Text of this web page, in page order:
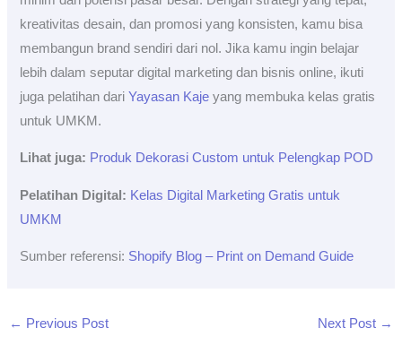
kreativitas desain, dan promosi yang konsisten, kamu bisa
membangun brand sendiri dari nol. Jika kamu ingin belajar
lebih dalam seputar digital marketing dan bisnis online, ikuti
juga pelatihan dariYayasan Kaje yang membuka kelas gratis
untuk UMKM.
Lihat juga: Produk Dekorasi Custom untuk Pelengkap POD
Pelatihan Digital: Kelas Digital Marketing Gratis untuk
UMKM
Sumber referensi: Shopify Blog – Print on Demand Guide
← Previous Post Next Post →